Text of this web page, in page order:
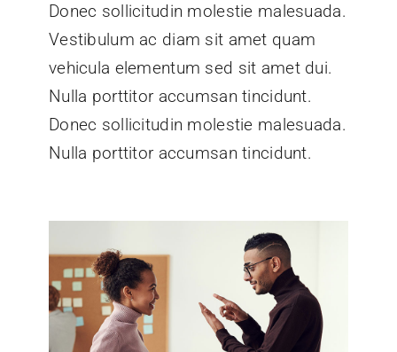
Donec sollicitudin molestie malesuada.
Vestibulum ac diam sit amet quam
vehicula elementum sed sit amet dui.
Nulla porttitor accumsan tincidunt.
Donec sollicitudin molestie malesuada.
Nulla porttitor accumsan tincidunt.